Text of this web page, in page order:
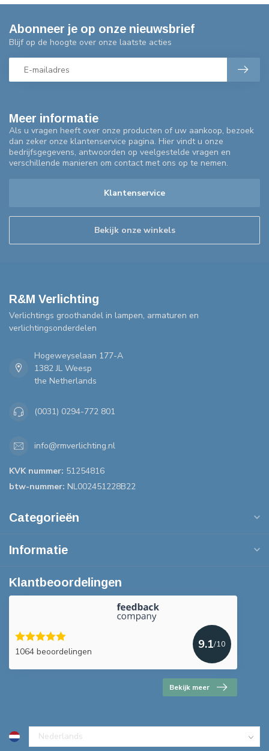
Meer informatie
Als u vragen heeft over onze producten of uw aankoop, bezoek
dan zeker onze klantenservice pagina. Hier vindt u onze
bedrijfsgegevens, antwoorden op veelgestelde vragen en
verschillende manieren om contact met ons op te nemen.
Klantenservice
Bekijk onze winkels
Abonneer je op onze nieuwsbrief
Blijf op de hoogte over onze laatste acties
R&M Verlichting
Verlichtings groothandel in lampen, armaturen en
verlichtingsonderdelen
Hogeweyselaan 177-A
1382 JL Weesp
the Netherlands
(0031) 0294-772 801
info@rmverlichting.nl
KVK nummer: 51254816
btw-nummer: NL002451228B22
Categorieën
Informatie
Klantbeoordelingen
1064 beoordelingen
9.1/10
Bekijk meer